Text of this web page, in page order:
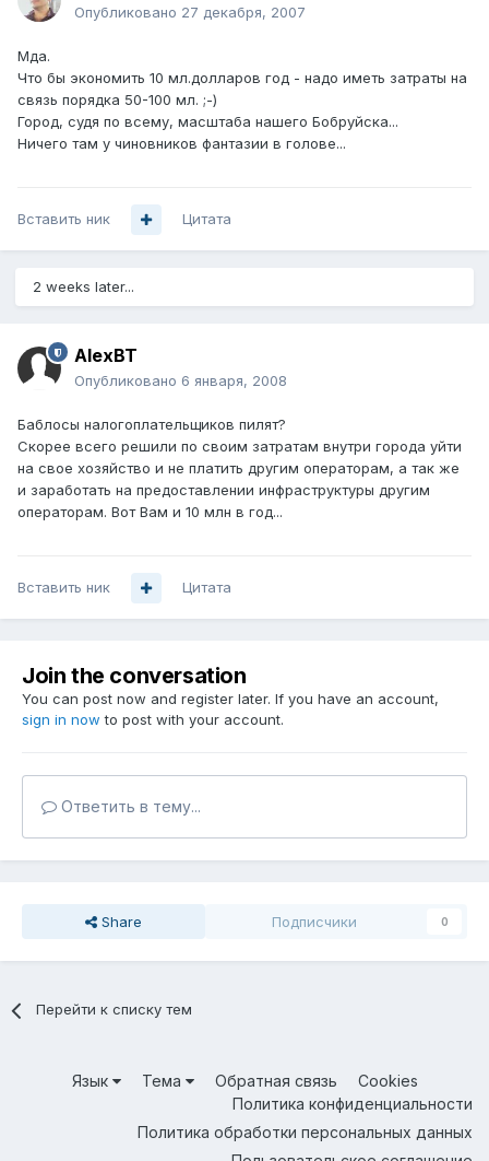
Опубликовано 27 декабря, 2007
Мда.
Что бы экономить 10 мл.долларов год - надо иметь затраты на
связь порядка 50-100 мл. ;-)
Город, судя по всему, масштаба нашего Бобруйска...
Ничего там у чиновников фантазии в голове...
Вставить ник Цитата
2 weeks later...
AlexBT
Опубликовано 6 января, 2008
Баблосы налогоплательщиков пилят?
Скорее всего решили по своим затратам внутри города уйти
на свое хозяйство и не платить другим операторам, а так же
и заработать на предоставлении инфраструктуры другим
операторам. Вот Вам и 10 млн в год...
Вставить ник Цитата
Join the conversation
You can post now and register later. If you have an account,
sign in now to post with your account.
Ответить в тему...
Share Подписчики 0
Перейти к списку тем
Язык Тема Обратная связь
Cookies
Политика конфиденциальности
Политика обработки персональных данных